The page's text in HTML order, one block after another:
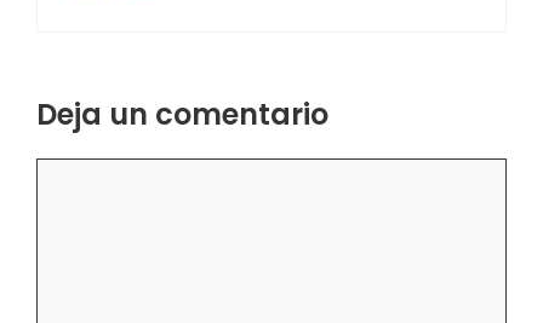
Deja un comentario